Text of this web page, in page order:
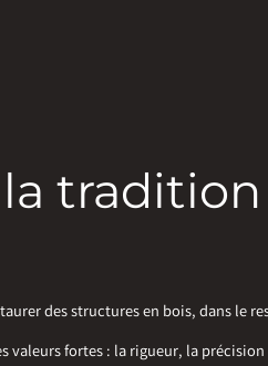
des structures en bois, dans le
valeurs fortes : la rigueur, la